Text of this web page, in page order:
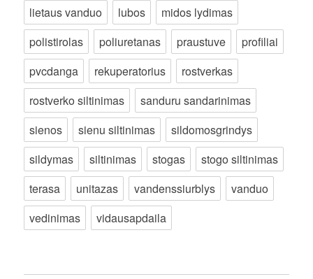
lietaus vanduo
lubos
midos lydimas
polistirolas
poliuretanas praustuve
profiliai
pvcdanga
rekuperatorius
rostverkas
rostverko siltinimas
sanduru sandarinimas
sienos
sienu siltinimas
sildomosgrindys
sildymas
siltinimas stogas
stogo siltinimas
terasa
unitazas vandenssiurblys
vanduo
vedinimas
vidausapdaila